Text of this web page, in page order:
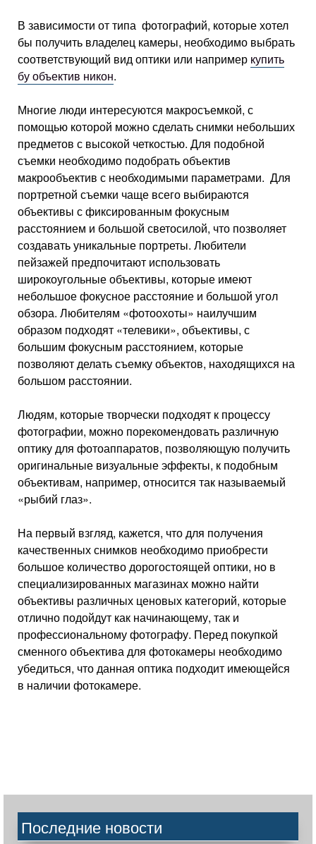
В зависимости от типа фотографий, которые хотел
бы получить владелец камеры, необходимо выбрать
соответствующий вид оптики или например купить
бу объектив никон.
Многие люди интересуются макросъемкой, с
помощью которой можно сделать снимки небольших
предметов с высокой четкостью. Для подобной
съемки необходимо подобрать объектив
макрообъектив с необходимыми параметрами. Для
портретной съемки чаще всего выбираются
объективы с фиксированным фокусным
расстоянием и большой светосилой, что позволяет
создавать уникальные портреты. Любители
пейзажей предпочитают использовать
широкоугольные объективы, которые имеют
небольшое фокусное расстояние и большой угол
обзора. Любителям «фотоохоты» наилучшим
образом подходят «телевики», объективы, с
большим фокусным расстоянием, которые
позволяют делать съемку объектов, находящихся на
большом расстоянии.
Людям, которые творчески подходят к процессу
фотографии, можно порекомендовать различную
оптику для фотоаппаратов, позволяющую получить
оригинальные визуальные эффекты, к подобным
объективам, например, относится так называемый
«рыбий глаз».
На первый взгляд, кажется, что для получения
качественных снимков необходимо приобрести
большое количество дорогостоящей оптики, но в
специализированных магазинах можно найти
объективы различных ценовых категорий, которые
отлично подойдут как начинающему, так и
профессиональному фотографу. Перед покупкой
сменного объектива для фотокамеры необходимо
убедиться, что данная оптика подходит имеющейся
в наличии фотокамере.
Последние новости